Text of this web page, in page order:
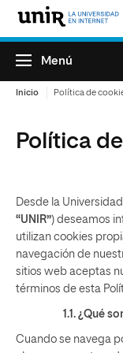
Menú
Inicio Política de
Política
Desde la
“UNIR”) deseamos
utilizan cookies
navegación de
sitios web aceptas
términos de esta
1.1. ¿Qué
Cuando se navega